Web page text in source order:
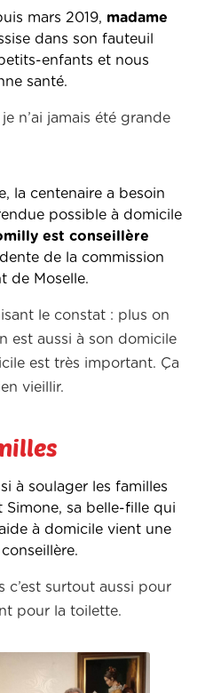
mars 2019, madame
dans son fauteuil
enfants et nous
santé.
n’ai jamais été grande
la centenaire a besoin
possible à domicile
est conseillère
de la commission
de Moselle.
le constat : plus on
est aussi à son domicile
est très important. Ça
vieillir.
à soulager les familles
sa belle-fille qui
à domicile vient une
c’est surtout aussi pour
pour la toilette.